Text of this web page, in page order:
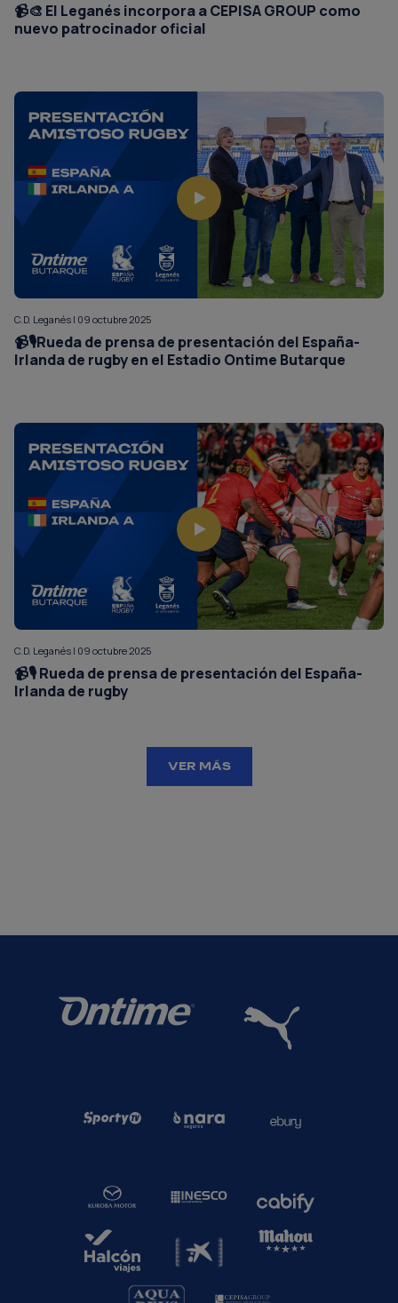
📹🎨 El Leganés incorpora a CEPISA GROUP como
nuevo patrocinador oficial
C.D. Leganés | 09 octubre 2025
📹🎙️Rueda de prensa de presentación del España-
Irlanda de rugby en el Estadio Ontime Butarque
C.D. Leganés | 09 octubre 2025
📹🎙️ Rueda de prensa de presentación del España-
Irlanda de rugby
VER MÁS